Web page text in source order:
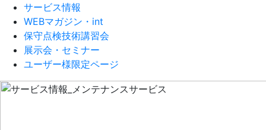
サービス情報
WEBマガジン・int
保守点検技術講習会
展示会・セミナー
ユーザー様限定ページ